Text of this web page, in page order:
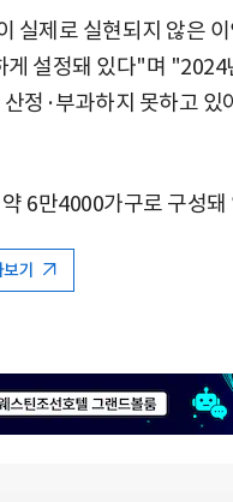
실제로 실현되지 않은
게 설정돼 있다"며 "2024
정·부과하지 못하고 있
6만4000가구로 구성돼
기